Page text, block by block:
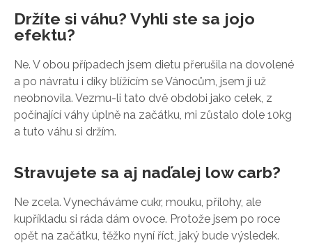
Držíte si váhu? Vyhli ste sa jojo
efektu?
Ne. V obou případech jsem dietu přerušila na dovolené
a po návratu i díky blížícím se Vánocům, jsem ji už
neobnovila. Vezmu-li tato dvě obdobi jako celek, z
počínající váhy úplně na začátku, mi zůstalo dole 10kg
a tuto váhu si držím.
Stravujete sa aj naďalej low carb?
Ne zcela. Vynecháváme cukr, mouku, přílohy, ale
kupříkladu si ráda dám ovoce. Protože jsem po roce
opět na začátku, těžko nyní říct, jaký bude výsledek.